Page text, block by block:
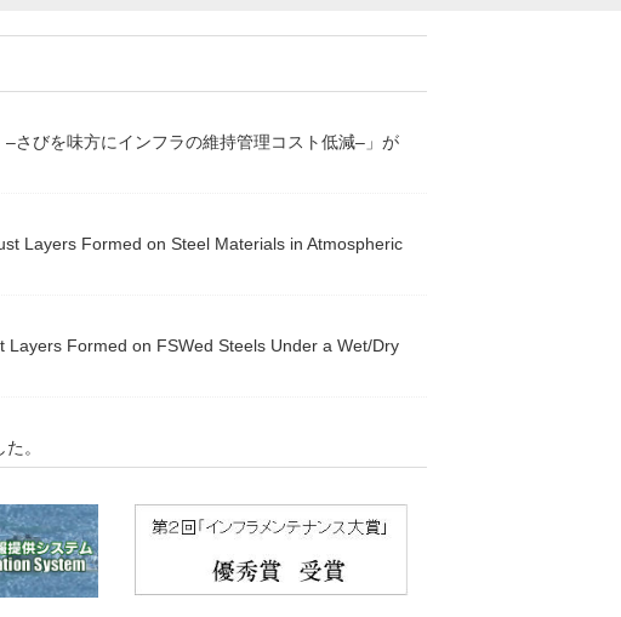
びを味方にインフラの維持管理コスト低減‒」が
Layers Formed on Steel Materials in Atmospheric
Formed on FSWed Steels Under a Wet/Dry
。
動」と題した発表を行いました。
大臣賞）」を受賞致しました。プレスリリース資